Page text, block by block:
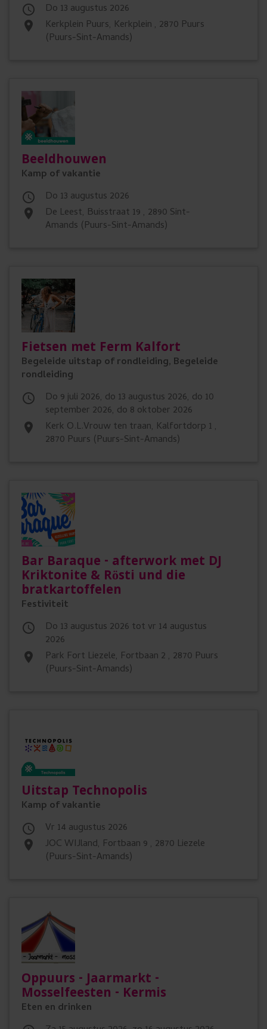
 do 13 augustus 2026
place
Kerkplein Puurs, Kerkplein , 2870 Puurs
(Puurs-Sint-Amands)
Beeldhouwen
Kamp of vakantie
 do 13 augustus 2026
place
De Leest, Buisstraat 19 , 2890 Sint-
Amands (Puurs-Sint-Amands)
Fietsen met Ferm Kalfort
Begeleide uitstap of rondleiding, Begeleide
rondleiding

do 9 juli 2026, do 13 augustus 2026, do 10
september 2026, do 8 oktober 2026
place
Kerk O.L.Vrouw ten traan, Kalfortdorp 1 ,
2870 Puurs (Puurs-Sint-Amands)
Bar Baraque - afterwork met DJ
Kriktonite & Rösti und die
bratkartoffelen
Festiviteit

do 13 augustus 2026 tot vr 14 augustus
2026
place
Park Fort Liezele, Fortbaan 2 , 2870 Puurs
(Puurs-Sint-Amands)
Uitstap Technopolis
Kamp of vakantie
 vr 14 augustus 2026
place
JOC WIJland, Fortbaan 9 , 2870 Liezele
(Puurs-Sint-Amands)
Oppuurs - Jaarmarkt -
Mosselfeesten - Kermis
Eten en drinken